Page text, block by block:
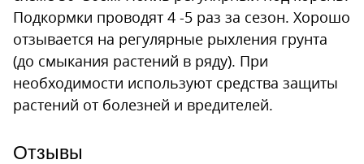
Подкормки проводят 4 -5 раз за сезон. Хорошо
отзывается на регулярные рыхления грунта
(до смыкания растений в ряду). При
необходимости используют средства защиты
растений от болезней и вредителей.
Отзывы